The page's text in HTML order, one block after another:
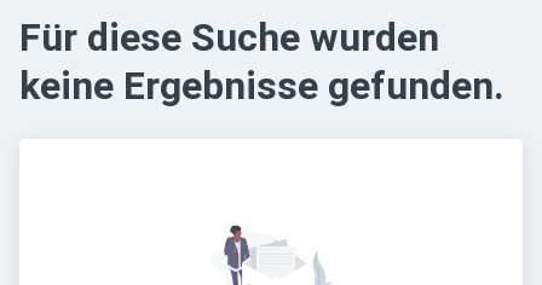
Für diese Suche wurden
keine Ergebnisse gefunden.